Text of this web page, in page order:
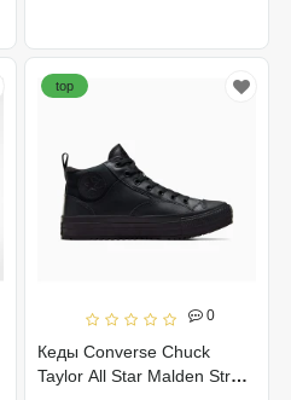
0
Кеды Converse Chuck
Taylor All Star Malden Street
top